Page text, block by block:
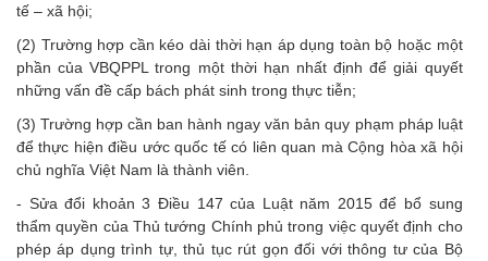
tế – xã hội;
(2) Trường hợp cần kéo dài thời hạn áp dụng toàn bộ hoặc một
phần của VBQPPL trong một thời hạn nhất định để giải quyết
những vấn đề cấp bách phát sinh trong thực tiễn;
(3) Trường hợp cần ban hành ngay văn bản quy phạm pháp luật
để thực hiện điều ước quốc tế có liên quan mà Cộng hòa xã hội
chủ nghĩa Việt Nam là thành viên.
- Sửa đổi khoản 3 Điều 147 của Luật năm 2015 để bổ sung
thẩm quyền của Thủ tướng Chính phủ trong việc quyết định cho
phép áp dụng trình tự, thủ tục rút gọn đối với thông tư của Bộ